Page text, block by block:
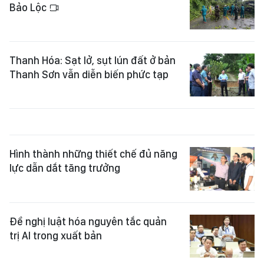
Bảo Lộc
Thanh Hóa: Sạt lở, sụt lún đất ở bản
Thanh Sơn vẫn diễn biến phức tạp
Hình thành những thiết chế đủ năng
lực dẫn dắt tăng trưởng
Đề nghị luật hóa nguyên tắc quản
trị AI trong xuất bản